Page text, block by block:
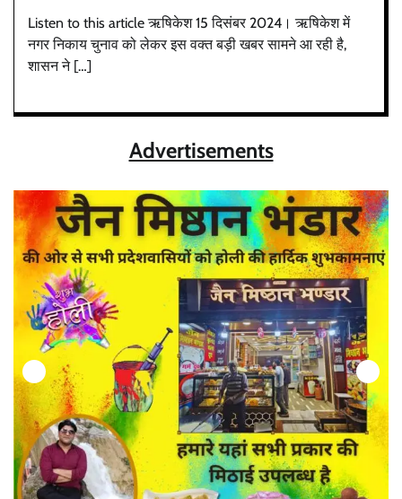
Listen to this article ऋषिकेश 15 दिसंबर 2024। ऋषिकेश में
नगर निकाय चुनाव को लेकर इस वक्त बड़ी खबर सामने आ रही है,
शासन ने […]
Advertisements